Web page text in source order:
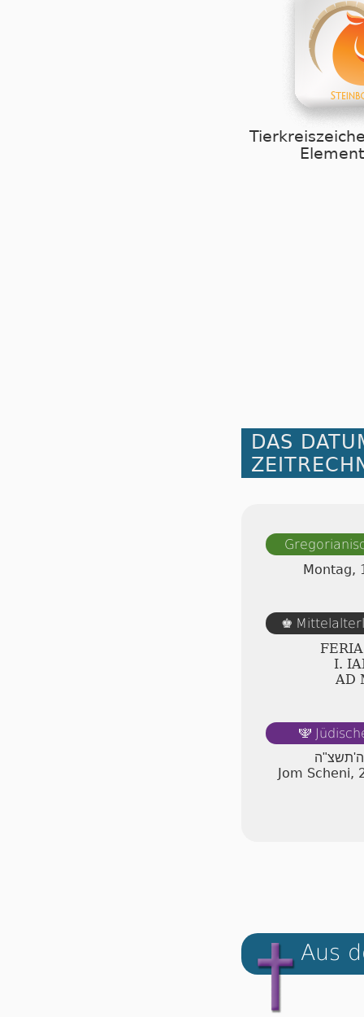
DAS
Montag,
♚
Ⅰ.
AD
🕎
ה'תשצ"ה
Jom Scheni,
Aus